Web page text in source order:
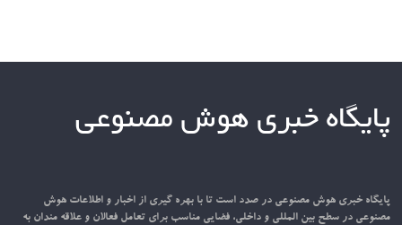
پایگاه خبری هوش مصنوعی
پایگاه خبری هوش مصنوعی در صدد است تا با بهره گیری از اخبار و اطلاعات هوش
مصنوعی در سطح بین المللی و داخلی، فضایی مناسب برای تعامل فعالان و علاقه مندان به